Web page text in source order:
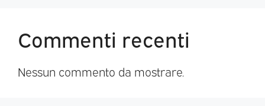
Commenti recenti
Nessun commento da mostrare.